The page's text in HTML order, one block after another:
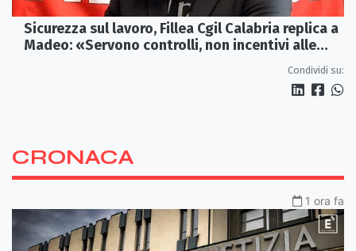
Sicurezza sul lavoro, Fillea Cgil Calabria replica a
Madeo: «Servono controlli, non incentivi alle
Condividi su:
CRONACA
1 ora fa